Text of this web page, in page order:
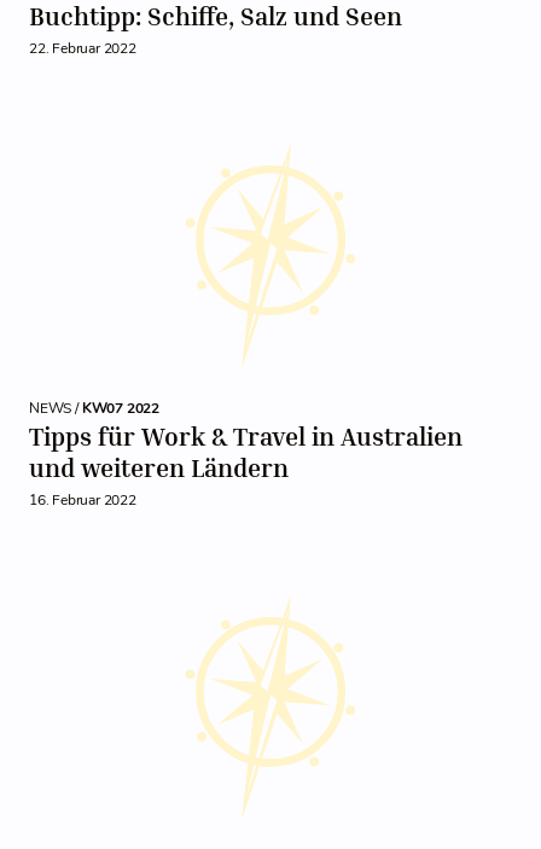
Buchtipp: Schiffe, Salz und Seen
22. Februar 2022
NEWS /KW07 2022
Tipps für Work & Travel in Australien
und weiteren Ländern
16. Februar 2022